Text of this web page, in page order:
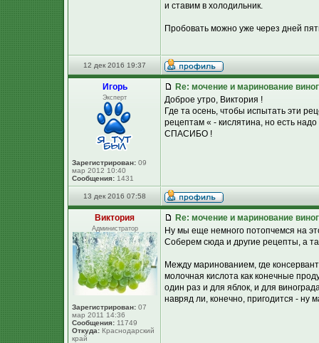
и ставим в холодильник.
Пробовать можно уже через дней
12 дек 2016 19:37
Игорь
Эксперт
Зарегистрирован: 09
мар 2012 10:40
Сообщения: 1431
Re: мочение и маринование
Доброе утро, Виктория !
Где та осень, чтобы испытать эти
рецептам « - кислятина, но есть
СПАСИБО !
13 дек 2016 07:58
Виктория
Администратор
Зарегистрирован: 07
мар 2011 14:36
Сообщения: 11749
Откуда: Краснодарский
край
Re: мочение и маринование
Ну мы еще немного потопчемся на
Соберем сюда и другие рецепты, а
Между маринованием, где
молочная кислота как конечные
один раз и для яблок, и для
навряд ли, конечно, пригодится - ну